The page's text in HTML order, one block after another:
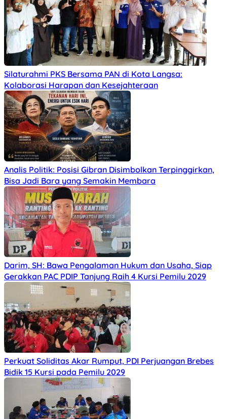
Silaturahmi PKS Bersama PAN di Kota Langsa:
Kolaborasi Harapan dan Kesejahteraan
Analis Politik: Posisi Gibran Disimbolkan Terpinggirkan,
Bisa Jadi Bara yang Semakin Membara
Darim, SH: Bawa Pengalaman Hukum dan Usaha, Siap
Gerakkan PAC PDIP Tanjung Raih 4 Kursi Pemilu 2029
Perkuat Soliditas Akar Rumput, PDI Perjuangan Brebes
Bidik 15 Kursi pada Pemilu 2029